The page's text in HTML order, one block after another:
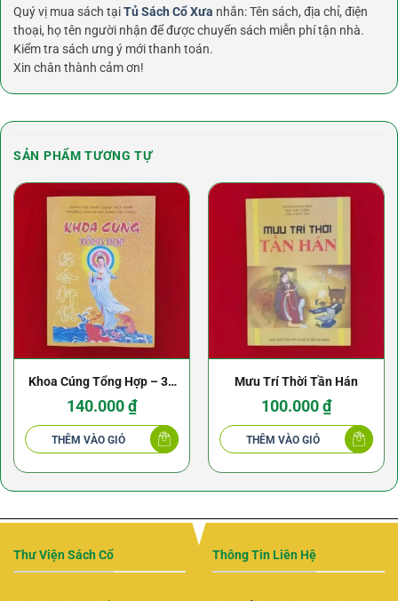
Quý vị mua sách tạiTủ Sách Cổ Xưa nhắn: Tên sách, địa chỉ, điện
thoại, họ tên người nhận để được chuyển sách miễn phí tận nhà.
Kiểm tra sách ưng ý mới thanh toán.
Xin chân thành cảm ơn!
SẢN PHẨM TƯƠNG TỰ
Khoa Cúng Tổng Hợp – 31
Khoa Cúng
140.000₫
THÊM VÀO GIỎ
Mưu Trí Thời Tần Hán
100.000₫
THÊM VÀO GIỎ
Thư Viện Sách Cổ Thông Tin Liên Hệ